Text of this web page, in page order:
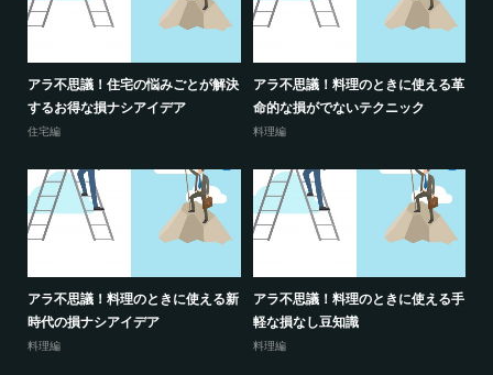
アラ不思議！住宅の悩みごとが解決
するお得な損ナシアイデア
住宅編
アラ不思議！料理のときに使える革
命的な損がでないテクニック
料理編
アラ不思議！料理のときに使える新
時代の損ナシアイデア
料理編
アラ不思議！料理のときに使える手
軽な損なし豆知識
料理編